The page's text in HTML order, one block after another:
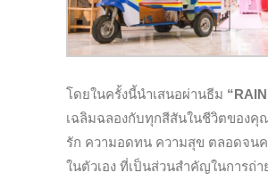
โดยในครั้งนี้นำเสนอผ่านธีม “
เฉลิมฉลองกับทุกสีสันในชีวิตของคุ
รัก ความอดทน ความสุข ตลอดจน
ในตัวเอง ที่เป็นส่วนสำคัญในการถ่